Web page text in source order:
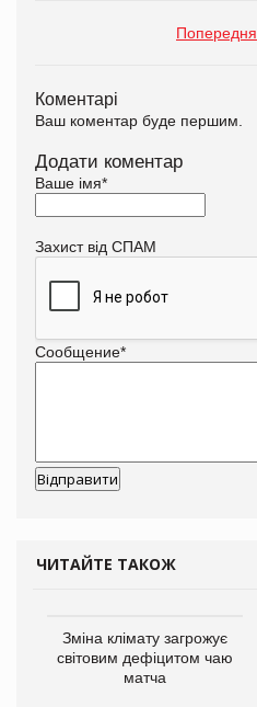
Попередня
Коментарі
Ваш коментар буде першим.
Додати коментар
Ваше імя*
Захист від СПАМ
Сообщение*
ЧИТАЙТЕ ТАКОЖ
Зміна клімату загрожує
світовим дефіцитом чаю
матча